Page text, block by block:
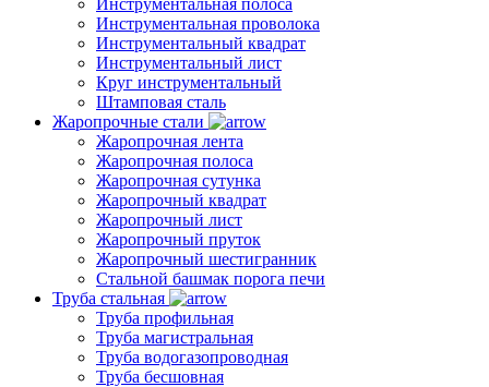
Инструментальная проволока
Инструментальный квадрат
Инструментальный лист
Круг инструментальный
Штамповая сталь
Жаропрочные стали
Жаропрочная лента
Жаропрочная полоса
Жаропрочная сутунка
Жаропрочный квадрат
Жаропрочный лист
Жаропрочный пруток
Жаропрочный шестигранник
Стальной башмак порога печи
Труба стальная
Труба профильная
Труба магистральная
Труба водогазопроводная
Труба бесшовная